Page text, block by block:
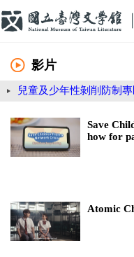
影片
兒童及少年性剝削防制專
Save
how for
Atomic